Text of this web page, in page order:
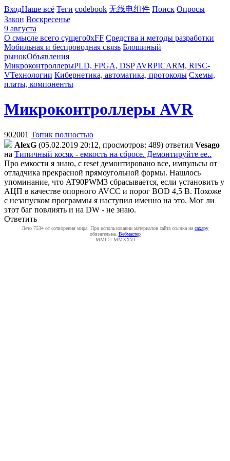
ВходНаше всё Теги codebook 无线电组件 Поиск Опросы
Закон Воскресенье
9 августа
О смысле всего сущего0xFF Средства и методы разработки
Мобильная и беспроводная связь Блошиный
рынокОбъявления
МикроконтроллерыPLD, FPGA, DSP AVRPICARM, RISC-
VТехнологии Кибернетика, автоматика, протоколы Схемы,
платы, компоненты
Микроконтроллеры AVR
902001 Топик полностью
AlexG (05.02.2019 20:12, просмотров: 489) ответил Vesago
на Типичный косяк - емкость на сбросе. Демонтируйте ее..
Про емкости я знаю, с reset демонтировано все, импульсы от
отладчика прекрасной прямоугольной формы. Нашлось
упоминание, что AT90PWM3 сбрасывается, если установить у
АЦП в качестве опорного AVCC и порог BOD 4,5 В. Похоже
с незапуском программы я наступил именно на это. Мог ли
этот баг повлиять и на DW - не знаю.
Ответить
Лето 7534 от сотворения мира. При использовании материалов сайта ссылка на caxapу
обязательна. Вебмастер
MMI © MMXXVI